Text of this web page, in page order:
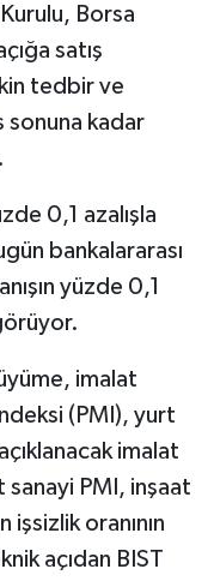
Borsa
satış
tedbir ve
sonuna kadar
0,1 azalışla
bankalararası
yüzde 0,1
imalat
(PMI), yurt
imalat
sanayi PMI, inşaat
oranının
açıdan BIST